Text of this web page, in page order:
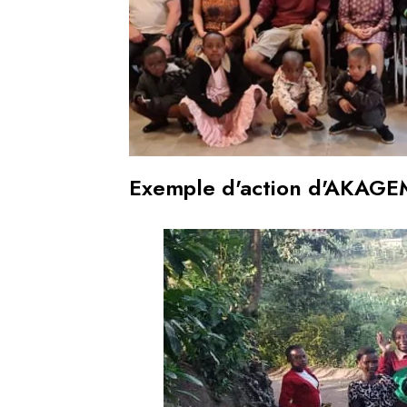
Exemple d'action